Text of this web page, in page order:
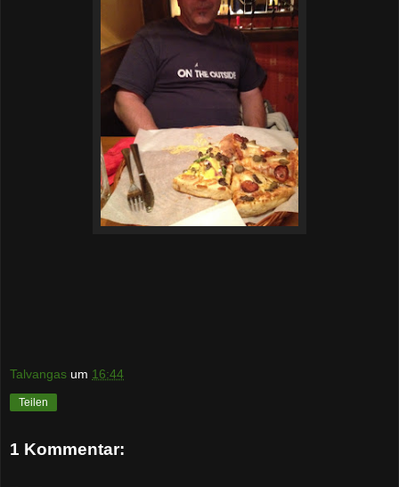
Talvangas um 16:44
Teilen
1 Kommentar: